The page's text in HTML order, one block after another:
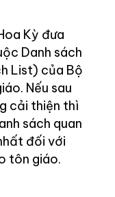
Kỳ đưa
Danh sách
List) của Bộ
Nếu sau
cải thiện thì
sách quan
đối với
tôn giáo.